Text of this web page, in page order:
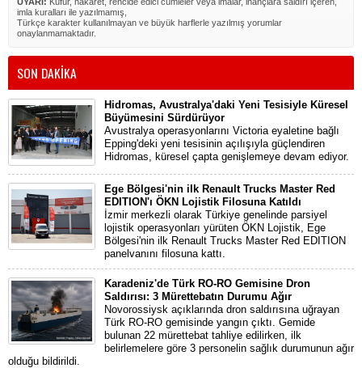
imla kuralları ile yazılmamış,
Türkçe karakter kullanılmayan ve büyük harflerle yazılmış yorumlar
onaylanmamaktadır.
SON DAKİKA
Hidromas, Avustralya'daki Yeni Tesisiyle Küresel
Büyümesini Sürdürüyor
Avustralya operasyonlarını Victoria eyaletine bağlı
Epping'deki yeni tesisinin açılışıyla güçlendiren
Hidromas, küresel çapta genişlemeye devam ediyor.
Ege Bölgesi'nin ilk Renault Trucks Master Red
EDITION'ı ÖKN Lojistik Filosuna Katıldı
İzmir merkezli olarak Türkiye genelinde parsiyel
lojistik operasyonları yürüten ÖKN Lojistik, Ege
Bölgesi'nin ilk Renault Trucks Master Red EDITION
panelvanını filosuna kattı.
Karadeniz'de Türk RO-RO Gemisine Dron
Saldırısı: 3 Mürettebatın Durumu Ağır
Novorossiysk açıklarında dron saldırısına uğrayan
Türk RO-RO gemisinde yangın çıktı. Gemide
bulunan 22 mürettebat tahliye edilirken, ilk
belirlemelere göre 3 personelin sağlık durumunun ağır
olduğu bildirildi.